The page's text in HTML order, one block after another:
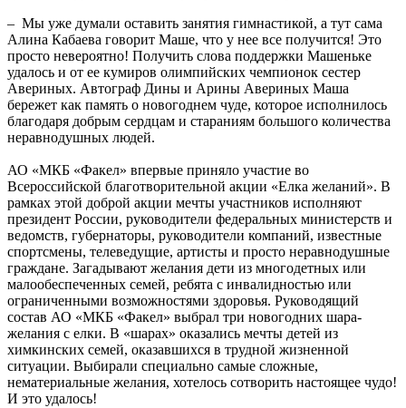
– Мы уже думали оставить занятия гимнастикой, а тут сама
Алина Кабаева говорит Маше, что у нее все получится! Это
просто невероятно! Получить слова поддержки Машеньке
удалось и от ее кумиров олимпийских чемпионок сестер
Авериных. Автограф Дины и Арины Авериных Маша
бережет как память о новогоднем чуде, которое исполнилось
благодаря добрым сердцам и стараниям большого количества
неравнодушных людей.
АО «МКБ «Факел» впервые приняло участие во
Всероссийской благотворительной акции «Елка желаний». В
рамках этой доброй акции мечты участников исполняют
президент России, руководители федеральных министерств и
ведомств, губернаторы, руководители компаний, известные
спортсмены, телеведущие, артисты и просто неравнодушные
граждане. Загадывают желания дети из многодетных или
малообеспеченных семей, ребята с инвалидностью или
ограниченными возможностями здоровья. Руководящий
состав АО «МКБ «Факел» выбрал три новогодних шара-
желания с елки. В «шарах» оказались мечты детей из
химкинских семей, оказавшихся в трудной жизненной
ситуации. Выбирали специально самые сложные,
нематериальные желания, хотелось сотворить настоящее чудо!
И это удалось!